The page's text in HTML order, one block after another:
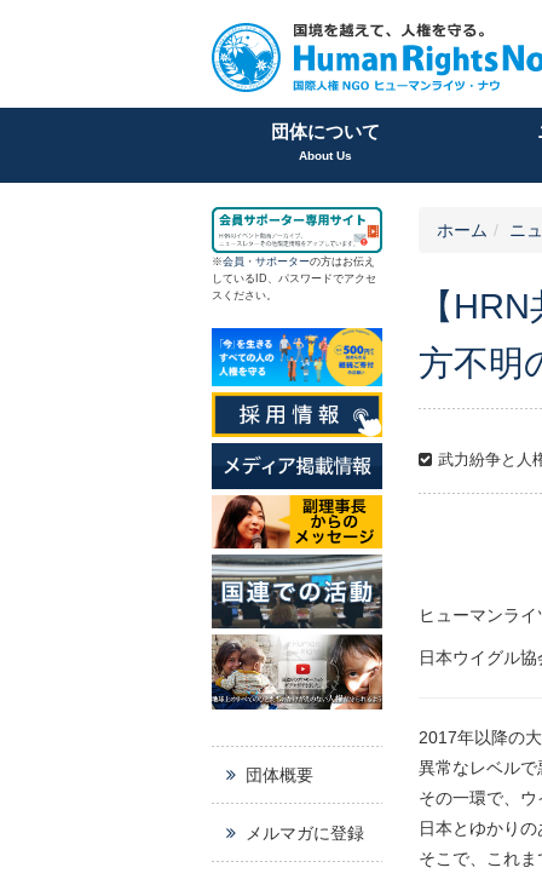
団体について
About Us
ホーム ニ
【
方不明
武力紛争と人
ヒューマンラ
日本ウイグル
2017年以降の
異常なレベル
その一環で、
日本とゆかり
そこで、これ
※会員 ・ サポーターの方はお伝え
しているID、パスワードでアクセ
スください。
団体概要
メルマガに登録